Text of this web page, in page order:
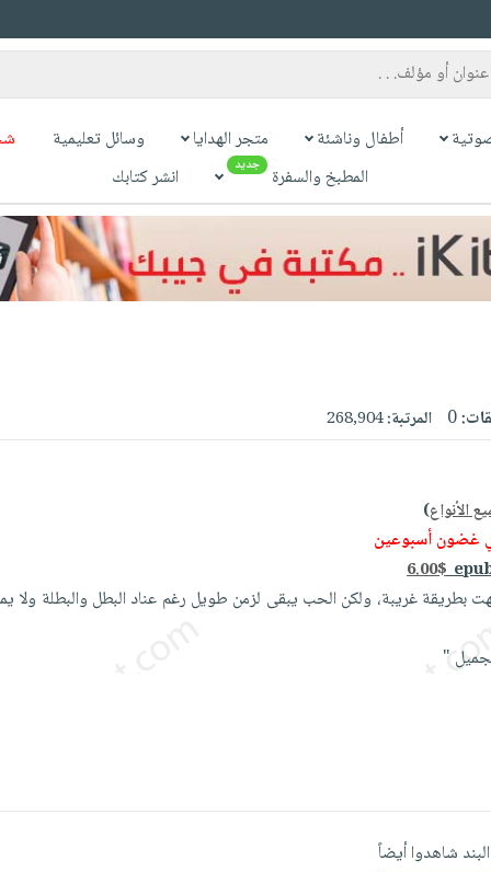
أطفال وناشئة متجر الهدايا وسائل تعليمية
المطبخ والسفرة
جديد انشر كتابك
0 المرتبة:268,904
الأنواع)
غضون أسبوعين
6.00$
بطريقة غريبة، ولكن الحب يبقى لزمن طويل رغم عناد البطل والبطلة ولا
"
شاهدوا أيضاً